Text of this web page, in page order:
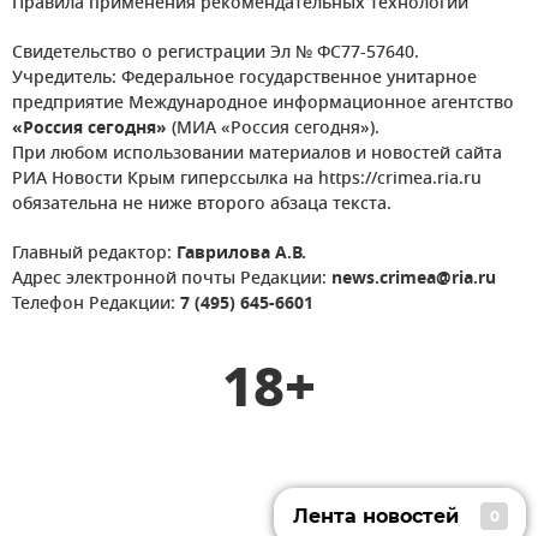
Свидетельство о регистрации Эл № ФС77-57640.
Учредитель: Федеральное государственное унитарное
предприятие Международное информационное агентство
«Россия сегодня» (МИА «Россия сегодня»).
При любом использовании материалов и новостей сайта
РИА Новости Крым гиперссылка на https://crimea.ria.ru
обязательна не ниже второго абзаца текста.
Главный редактор: Гаврилова А.В.
Адрес электронной почты Редакции: news.crimea@ria.ru
Телефон Редакции: 7 (495) 645-6601
18+
Лента новостей 0